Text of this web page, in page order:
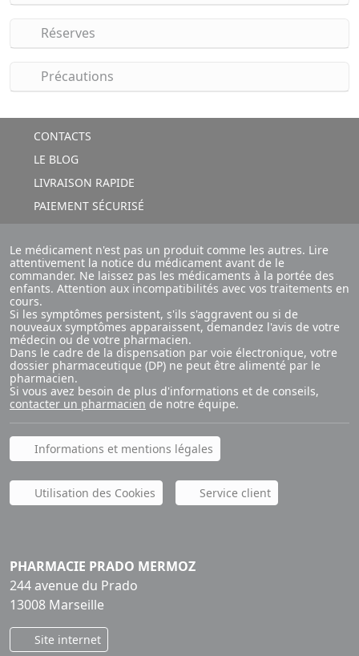
Réserves
Précautions
CONTACTS
LE BLOG
LIVRAISON RAPIDE
PAIEMENT SÉCURISÉ
Le médicament n'est pas un produit comme les autres. Lire
attentivement la notice du médicament avant de le
commander. Ne laissez pas les médicaments à la portée des
enfants. Attention aux incompatibilités avec vos traitements en
cours.
Si les symptômes persistent, s'ils s'aggravent ou si de
nouveaux symptômes apparaissent, demandez l'avis de votre
médecin ou de votre pharmacien.
Dans le cadre de la dispensation par voie électronique, votre
dossier pharmaceutique (DP) ne peut être alimenté par le
pharmacien.
Si vous avez besoin de plus d'informations et de conseils,
contacter un pharmacien de notre équipe.
Informations et mentions légales
Utilisation des Cookies Service client
PHARMACIE PRADO MERMOZ
244 avenue du Prado
13008 Marseille
Site internet